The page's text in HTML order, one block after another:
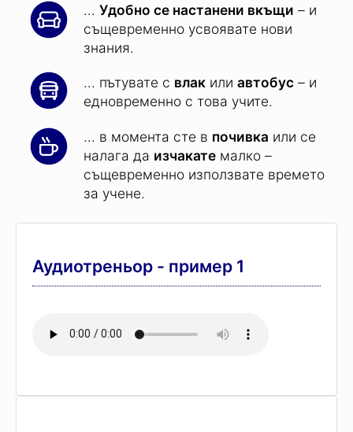
... Удобно се настанени вкъщи – и
същевременно усвоявате нови
знания.
... пътувате с влак или автобус – и
едновременно с това учите.
... в момента сте в почивка или се
налага да изчакате малко –
същевременно използвате времето
за учене.
Аудиотреньор - пример 1